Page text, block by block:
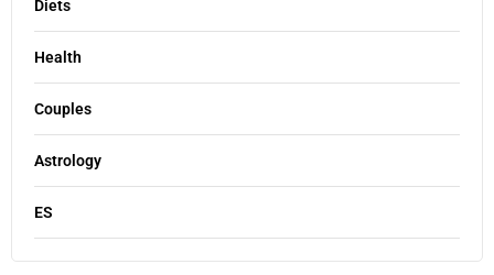
Diets
Health
Couples
Astrology
ES